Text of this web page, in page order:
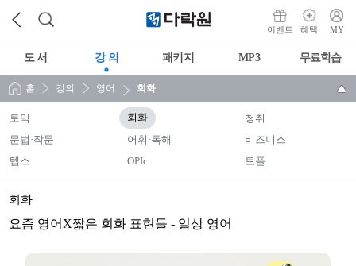
이벤트 혜택 MY
도 서 강 의 패키지 MP3 무료학습
홈 강의 영어 회화
토익 회화
청취
문법·작문
어휘·독해
비즈니스
텝스
OPIc 토플
회화
요즘 영어X짧은 회화 표현들 - 일상 영어